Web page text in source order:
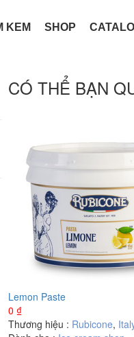
KEM SHOP
CÓ THỂ BẠN
Lemon Paste
0 ₫
Thương hiệu : Rubicone,